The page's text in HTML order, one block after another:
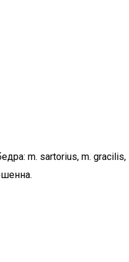
m. sartorius, m. gracilis,